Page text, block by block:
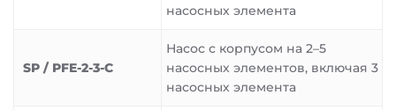
насосных элемента
SP / PFE-2-3-C
Насос с корпусом на 2–5
насосных элементов, включая 3
насосных элемента